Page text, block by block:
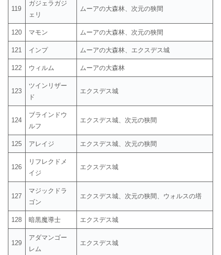
119
ガジェラガジ
ェリ
ムーアの大森林、次元の狭間
120 マモン ムーアの大森林、次元の狭間
121 インプ ムーアの大森林、エクスデス城
122 ウィルム ムーアの大森林
123
ツインリザー
ド
エクスデス城
124
ブラインドウ
ルフ
エクスデス城、次元の狭間
125 アレイジ エクスデス城、次元の狭間
126
リフレクドメ
イジ
エクスデス城
127
マジックドラ
ゴン
エクスデス城、次元の狭間、ウォルスの塔
128 暗黒魔導士 エクスデス城
129
アダマンゴー
レム
エクスデス城